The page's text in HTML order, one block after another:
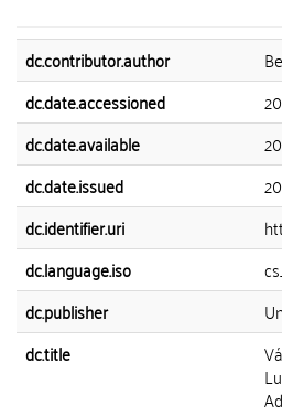
dc.contributor.author
dc.date.accessioned
dc.date.available
dc.date.issued
dc.identifier.uri
dc.language.iso
dc.publisher
dc.title